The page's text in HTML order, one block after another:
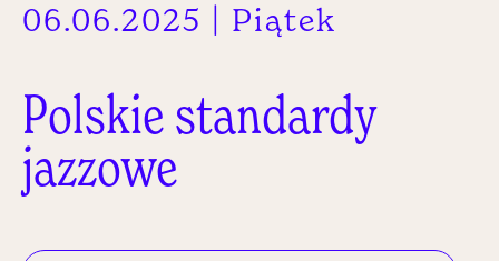
06.06.2025 | Piątek
Polskiestandardy
jazzowe